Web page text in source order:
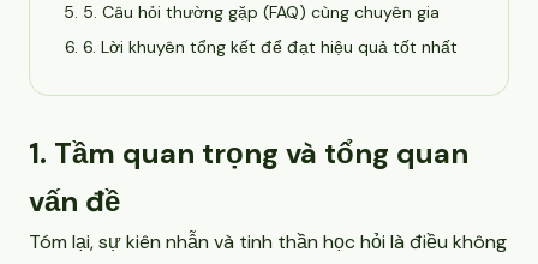
5. Câu hỏi thường gặp (FAQ) cùng chuyên gia
6. Lời khuyên tổng kết để đạt hiệu quả tốt nhất
1. Tầm quan trọng và tổng quan
vấn đề
Tóm lại, sự kiên nhẫn và tinh thần học hỏi là điều không